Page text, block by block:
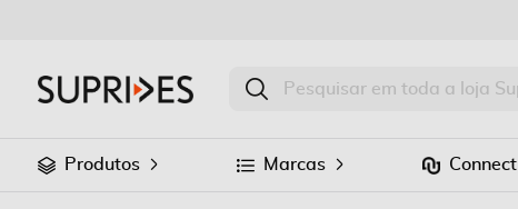
Produtos Marcas Connect